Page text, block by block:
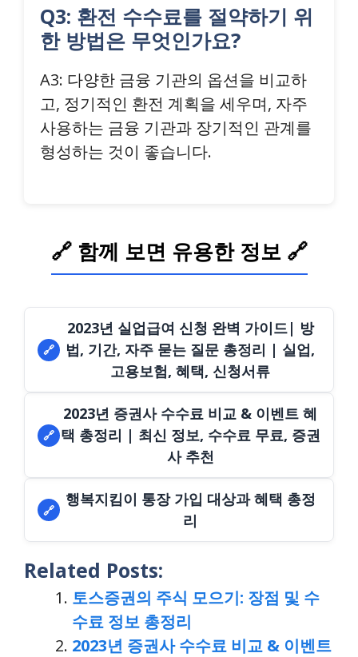
Q3: 환전 수수료를 절약하기 위
한 방법은 무엇인가요?
A3: 다양한 금융 기관의 옵션을 비교하
고, 정기적인 환전 계획을 세우며, 자주
사용하는 금융 기관과 장기적인 관계를
형성하는 것이 좋습니다.
🔗 함께 보면 유용한 정보 🔗
🔗
2023년 실업급여 신청 완벽 가이드| 방
법, 기간, 자주 묻는 질문 총정리 | 실업,
고용보험, 혜택, 신청서류
🔗
2023년 증권사 수수료 비교 & 이벤트 혜
택 총정리 | 최신 정보, 수수료 무료, 증권
사 추천
🔗
행복지킴이 통장 가입 대상과 혜택 총정
리
Related Posts:
토스증권의 주식 모으기: 장점 및 수
수료 정보 총정리
2023년 증권사 수수료 비교 & 이벤트